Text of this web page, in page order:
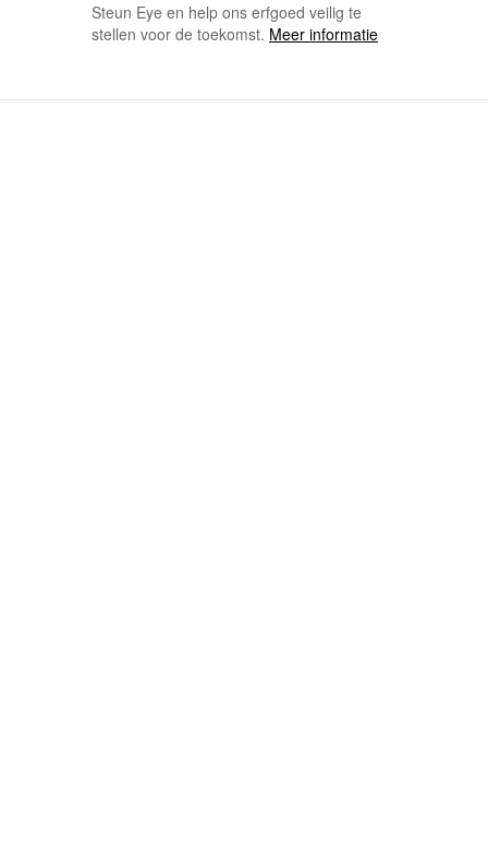
Steun Eye en help ons erfgoed veilig te
stellen voor de toekomst. Meer informatie